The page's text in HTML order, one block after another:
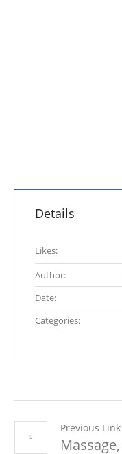
Details
Likes:
Author:
Date:
Categories:
Previous Link